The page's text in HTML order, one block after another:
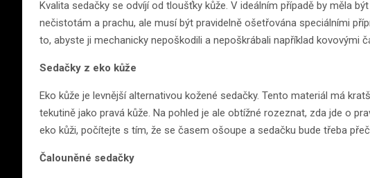
Kvalita sedačky se odvíjí od tloušťky kůže. V ideálním případě by měla
nečistotám a prachu, ale musí být pravidelně ošetřována speciálními
to, abyste ji mechanicky nepoškodili a nepoškrábali například kovovými
Sedačky z eko kůže
Eko kůže je levnější alternativou kožené sedačky. Tento materiál má
tekutině jako pravá kůže. Na pohled je ale obtížné rozeznat, zda jde o
eko kůži, počítejte s tím, že se časem ošoupe a sedačku bude třeba
Čalouněné sedačky